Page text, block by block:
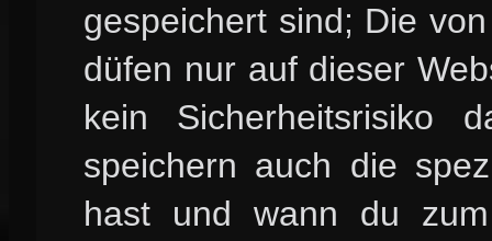
gespeichert sind; Die
düfen nur auf dieser
kein Sicherheitsrisiko
speichern auch die
hast und wann du